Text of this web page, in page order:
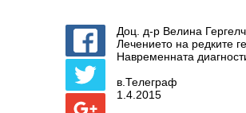
Доц. д-р Велина
Лечението на редките
Навременната
в.Телеграф
1.4.2015